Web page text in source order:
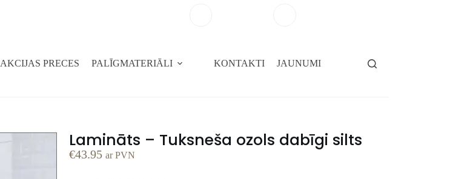
AKCIJAS PRECES PALĪGMATERIĀLI KONTAKTI JAUNUMI
Lamināts – Tuksneša ozols dabīgi silts
€43.95 ar PVN